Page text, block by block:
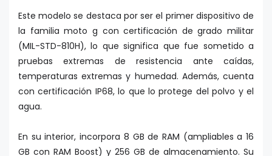
Este modelo se destaca por ser el primer dispositivo de
la familia moto g con certificación de grado militar
(MIL-STD-810H), lo que significa que fue sometido a
pruebas extremas de resistencia ante caídas,
temperaturas extremas y humedad. Además, cuenta
con certificación IP68, lo que lo protege del polvo y el
agua.
En su interior, incorpora 8 GB de RAM (ampliables a 16
GB con RAM Boost) y 256 GB de almacenamiento. Su